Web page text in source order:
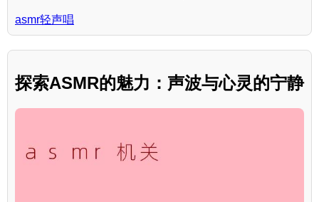
asmr轻声唱
探索ASMR的魅力：声波与心灵的宁静